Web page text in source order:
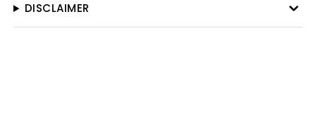
DISCLAIMER